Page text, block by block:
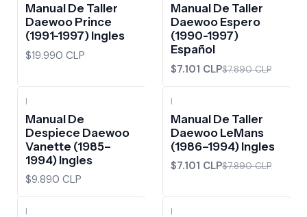
Manual De Taller
Daewoo Prince
(1991-1997) Ingles
$19.990 CLP
Manual De Taller
Daewoo Espero
(1990-1997)
Español
$7.101 CLP$7.890 CLP
|
Manual De
Despiece Daewoo
Vanette (1985–
1994) Ingles
$9.890 CLP
|
Manual De Taller
Daewoo LeMans
(1986–1994) Ingles
$7.101 CLP$7.890 CLP
| |